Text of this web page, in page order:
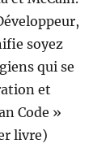
soyez
qui se
et
Code »
livre)